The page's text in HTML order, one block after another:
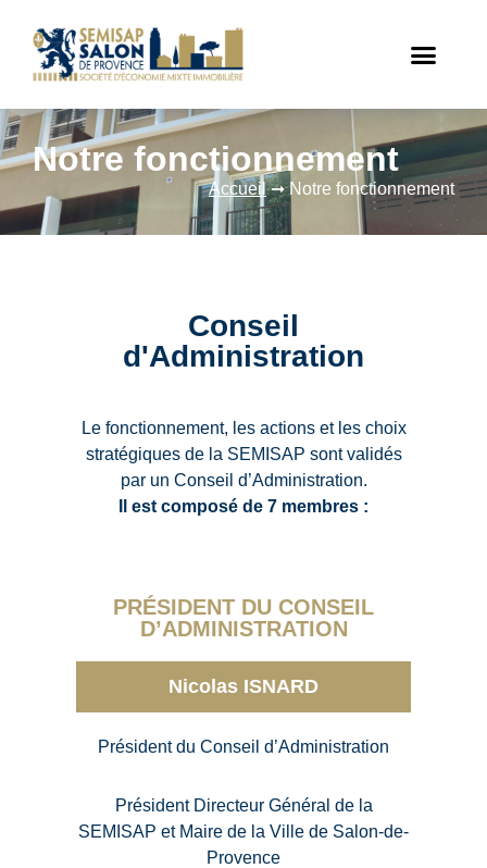
Notre fonctionnement
Accueil➞Notre fonctionnement
Conseil
d'Administration
Le fonctionnement, les actions et les choix
stratégiques de la SEMISAP sont validés
par un Conseil d’Administration.
Il est composé de 7 membres :
PRÉSIDENT DU CONSEIL
D’ADMINISTRATION
Nicolas ISNARD
Président du Conseil d’Administration
Président Directeur Général de la
SEMISAP et Maire de la Ville de Salon-de-
Provence